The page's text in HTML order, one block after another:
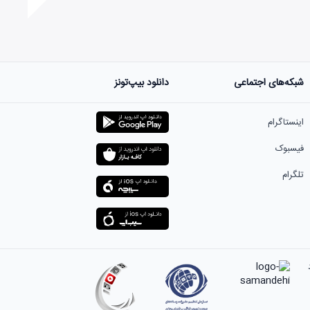
شبکه‌های اجتماعی
اینستاگرام
فیسبوک
تلگرام
دانلود بیپ‌تونز